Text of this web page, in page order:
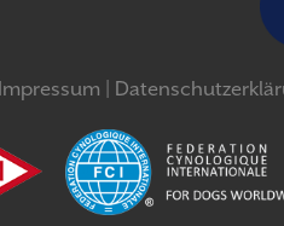
Impressum